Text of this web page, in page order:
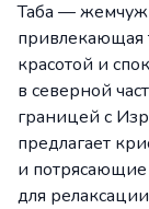
Таба —
привлекающая
красотой и
в северной
границей с
предлагает
и
для